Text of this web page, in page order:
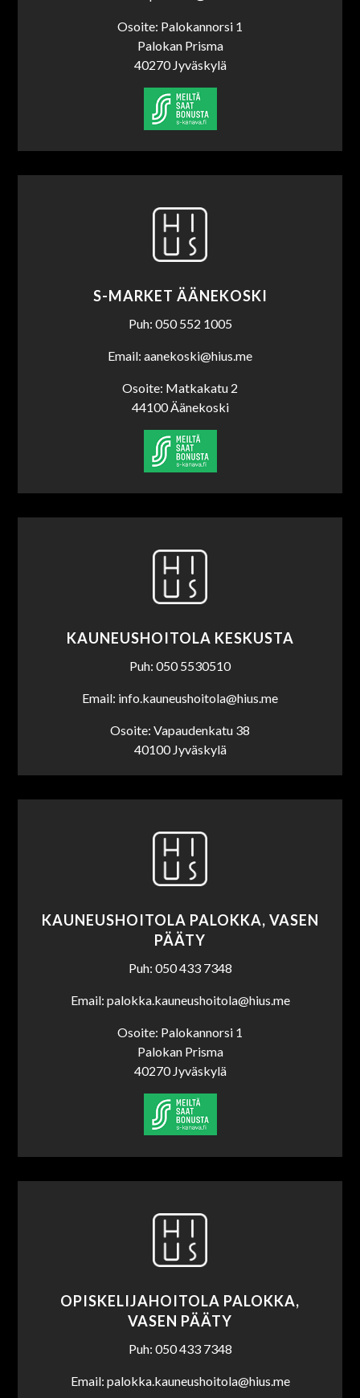
Osoite: Palokannorsi 1
Palokan Prisma
40270 Jyväskylä
S-MARKET ÄÄNEKOSKI
Puh: 050 552 1005
Email: aanekoski@hius.me
Osoite: Matkakatu 2
44100 Äänekoski
KAUNEUSHOITOLA KESKUSTA
Puh: 050 5530510
Email: info.kauneushoitola@hius.me
Osoite: Vapaudenkatu 38
40100 Jyväskylä
KAUNEUSHOITOLA PALOKKA, VASEN
PÄÄTY
Puh: 050 433 7348
Email: palokka.kauneushoitola@hius.me
Osoite: Palokannorsi 1
Palokan Prisma
40270 Jyväskylä
OPISKELIJAHOITOLA PALOKKA,
VASEN PÄÄTY
Puh: 050 433 7348
Email: palokka.kauneushoitola@hius.me